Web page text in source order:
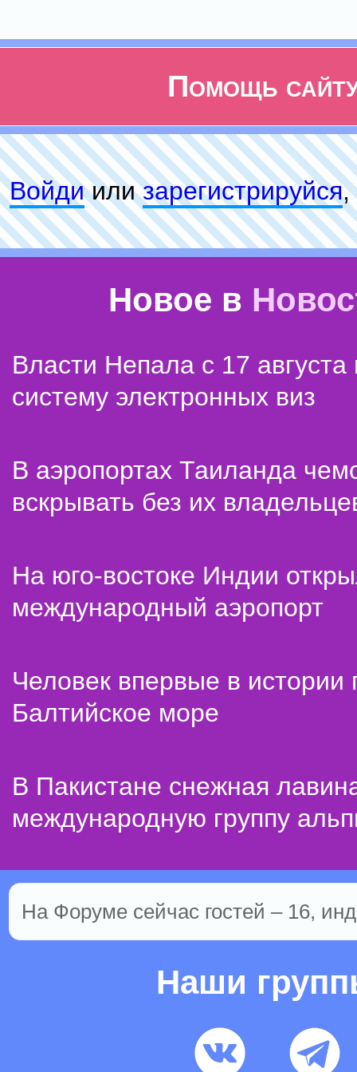
Помощь
Войдиилизарeгиcтpируйся,
Новое в
Власти Непала с 17 августа
систему электронных виз
В аэропортах Таиланда
вскрывать без их
На юго-востоке Индии
международный аэропорт
Человек впервые в истории
Балтийское море
В Пакистане снежная
международную группу
На Форуме сейчас гостей – 16,
Наши